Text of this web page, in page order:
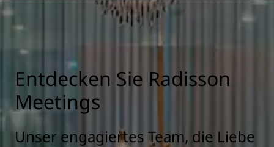
Entdecken Sie Radisson
Meetings
Unser engagiertes Team, die Liebe